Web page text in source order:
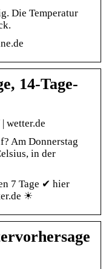
Die Temperatur
14-Tage-
wetter.de
Am Donnerstag
in der
7 Tage ✔ hier
☀